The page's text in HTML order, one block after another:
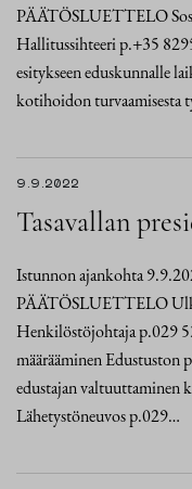
PÄÄTÖSLUETTELO
Hallitussihteeri p.+35
esitykseen eduskunnalle
kotihoidon turvaamisesta
9.9.2022
Tasavallan
Istunnon ajankohta
PÄÄTÖSLUETTELO
Henkilöstöjohtaja p.029
määrääminen
edustajan valtuuttaminen
Lähetystöneuvos p.029…